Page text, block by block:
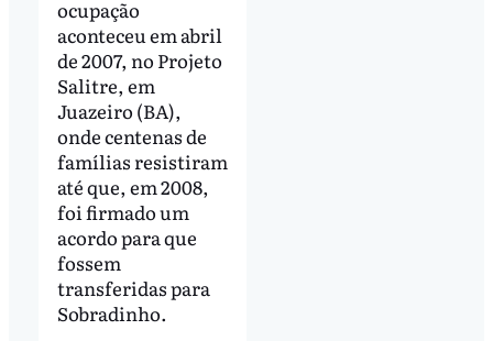
ocupação
aconteceu em abril
de 2007, no Projeto
Salitre, em
Juazeiro (BA),
onde centenas de
famílias resistiram
até que, em 2008,
foi firmado um
acordo para que
fossem
transferidas para
Sobradinho.